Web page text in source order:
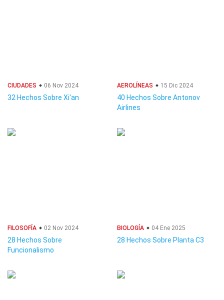
CIUDADES 06 Nov 2024
32 Hechos Sobre Xi'an
AEROLÍNEAS 15 Dic 2024
40 Hechos Sobre Antonov
Airlines
FILOSOFÍA 02 Nov 2024
28 Hechos Sobre
Funcionalismo
BIOLOGÍA 04 Ene 2025
28 Hechos Sobre Planta C3